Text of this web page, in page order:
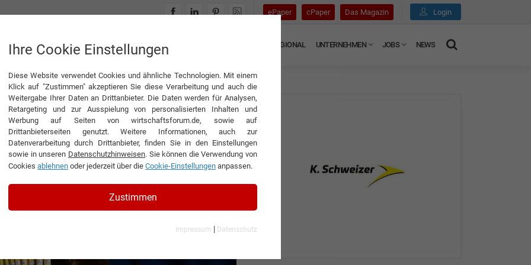
ePaper cPaper Das Magazin Login
INTERVIEWS REGIONAL UNTERNEHMEN JOBS NEWS
für die Region
aus Basel für die
der K. Schweizer AG
Ihre Cookie Einstellungen
Diese Website verwendet Cookies und ähnliche Technologien. Mit einem
Klick auf "Zustimmen" akzeptieren Sie diese Verarbeitung und auch die
Weitergabe Ihrer Daten an Drittanbieter. Die Daten werden für Analysen,
Retargeting und zur Ausspielung von personalisierten Inhalten und
Werbung auf Seiten von wirtschaftsforum.de, sowie auf
Drittanbieterseiten genutzt. Weitere Informationen, auch zur
Datenverarbeitung durch Drittanbieter, finden Sie in den Einstellungen
sowie in unseren Datenschutzhinweisen. Sie können die Verwendung von
Cookies ablehnen oder jederzeit über die Cookie-Einstellungen anpassen.
Zustimmen
Impressum | Datenschutz